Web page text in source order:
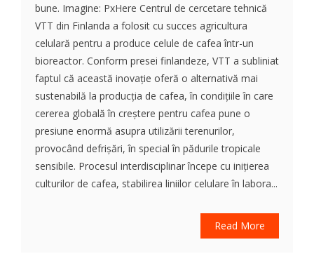
bune. Imagine: PxHere Centrul de cercetare tehnică
VTT din Finlanda a folosit cu succes agricultura
celulară pentru a produce celule de cafea într-un
bioreactor. Conform presei finlandeze, VTT a subliniat
faptul că această inovație oferă o alternativă mai
sustenabilă la producția de cafea, în condițiile în care
cererea globală în creștere pentru cafea pune o
presiune enormă asupra utilizării terenurilor,
provocând defrișări, în special în pădurile tropicale
sensibile. Procesul interdisciplinar începe cu inițierea
culturilor de cafea, stabilirea liniilor celulare în labora...
Read More